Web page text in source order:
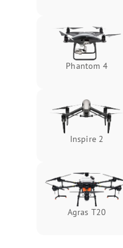
Phantom 4
Inspire 2
Agras T20